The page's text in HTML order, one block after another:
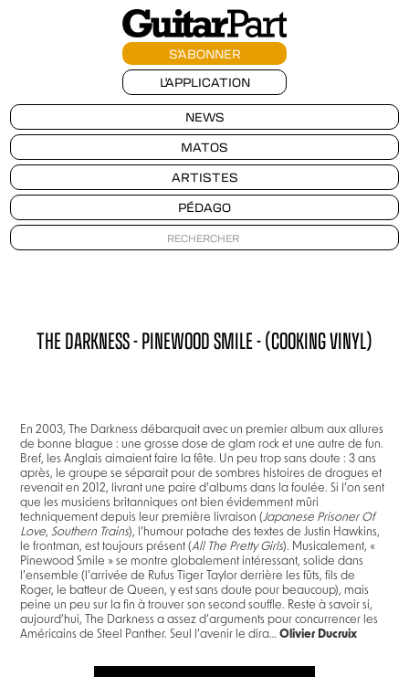
S'ABONNER
L'APPLICATION
NEWS
MATOS
ARTISTES
PÉDAGO
THE DARKNESS - PINEWOOD SMILE - (COOKING VINYL)
En 2003, The Darkness débarquait avec un premier album aux allures
de bonne blague : une grosse dose de glam rock et une autre de fun.
Bref, les Anglais aimaient faire la fête. Un peu trop sans doute : 3 ans
après, le groupe se séparait pour de sombres histoires de drogues et
revenait en 2012, livrant une paire d’albums dans la foulée. Si l’on sent
que les musiciens britanniques ont bien évidemment mûri
techniquement depuis leur première livraison (Japanese Prisoner Of
Love,Southern Trains), l’humour potache des textes de Justin Hawkins,
le frontman, est toujours présent (All The Pretty Girls). Musicalement, «
Pinewood Smile » se montre globalement intéressant, solide dans
l’ensemble (l’arrivée de Rufus Tiger Taylor derrière les fûts, fils de
Roger, le batteur de Queen, y est sans doute pour beaucoup), mais
peine un peu sur la fin à trouver son second souffle. Reste à savoir si,
aujourd’hui, The Darkness a assez d’arguments pour concurrencer les
Américains de Steel Panther. Seul l’avenir le dira…Olivier Ducruix